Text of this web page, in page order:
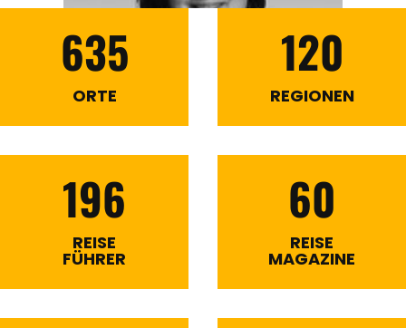
635
ORTE
120
REGIONEN
196
REISE
FÜHRER
60
REISE
MAGAZINE